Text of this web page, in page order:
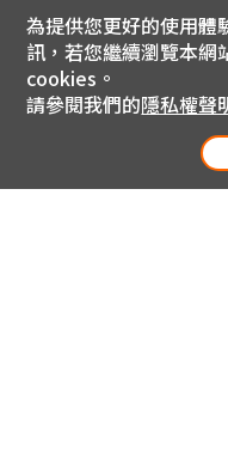
為提供您更好的使用
訊，若您繼續瀏覽本網
cookies。
請參閱我們的隱私權聲